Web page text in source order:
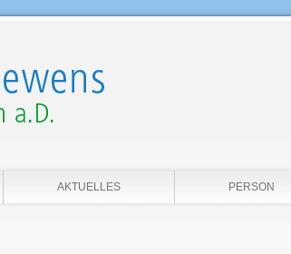
AKTUELLES PERSON